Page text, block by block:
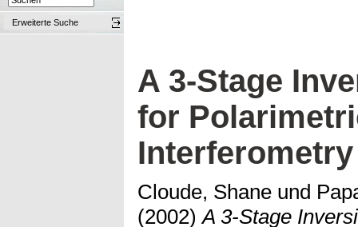
Erweiterte Suche
A 3-Stage
for
Interferometry
Cloude, Shane und
(2002)A 3-Stage